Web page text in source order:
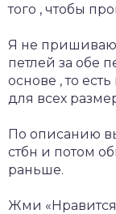
того , чтобы
Я не пришиваю
петлей за обе
основе , то
для всех
По описанию
стбн и потом
раньше.
Жми